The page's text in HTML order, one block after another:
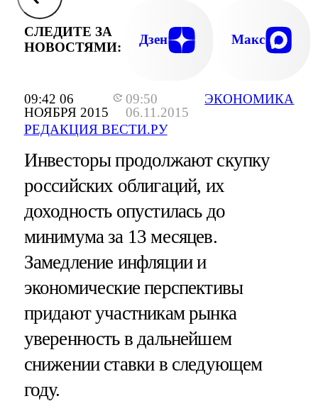
09:42 06
НОЯБРЯ 2015
09:50
06.11.2015
РЕДАКЦИЯ ВЕСТИ.РУ
ЭКОНОМИКА
СЛЕДИТЕ ЗА
НОВОСТЯМИ:
Дзен Макс
Инвесторы продолжают скупку
российских облигаций, их
доходность опустилась до
минимума за 13 месяцев.
Замедление инфляции и
экономические перспективы
придают участникам рынка
уверенность в дальнейшем
снижении ставки в следующем
году.